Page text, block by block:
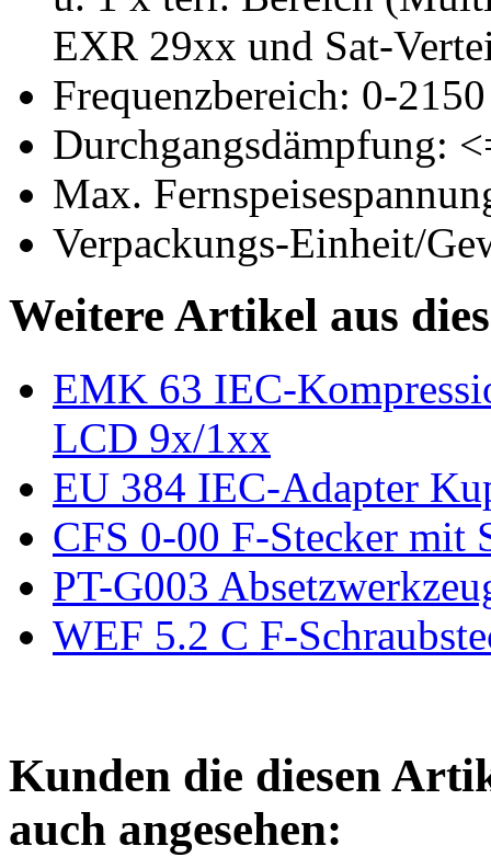
EXR 29xx und Sat-
Frequenzbereich: 0-
Durchgangsdämpfung:
Max.
Verpackungs-Einheit/
Weitere Artikel aus
EMK 63 IEC-
LCD 9x/1xx
EU 384 IEC-Adapter
CFS 0-00 F-Stecker mit
PT-G003
WEF 5.2 C F-
Kunden die diesen
auch angesehen: